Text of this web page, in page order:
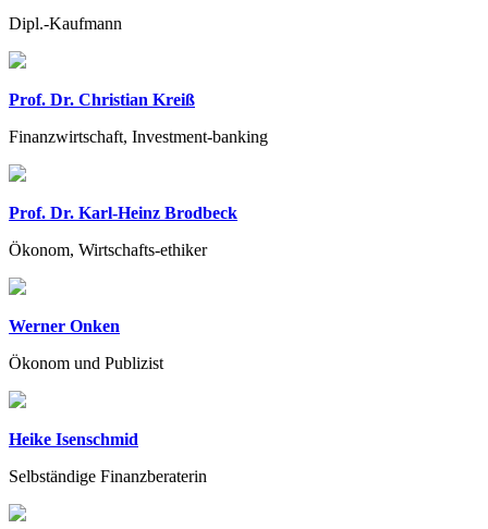
Dipl.-Kaufmann
Prof. Dr. Christian Kreiß
Finanzwirtschaft, Investment-banking
Prof. Dr. Karl-Heinz Brodbeck
Ökonom, Wirtschafts-ethiker
Werner Onken
Ökonom und Publizist
Heike Isenschmid
Selbständige Finanzberaterin